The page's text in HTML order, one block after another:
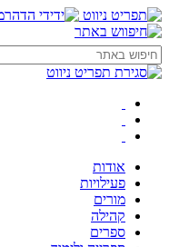
אודות
פעילויות
מורים
קהילה
ספרים